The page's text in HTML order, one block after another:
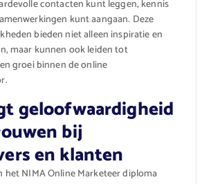
contacten kunt leggen, kennis
kunt aangaan. Deze
bieden niet alleen inspiratie en
maar kunnen ook leiden tot
groei binnen de online
geloofwaardigheid
bij
en klanten
het NIMA Online Marketeer diploma